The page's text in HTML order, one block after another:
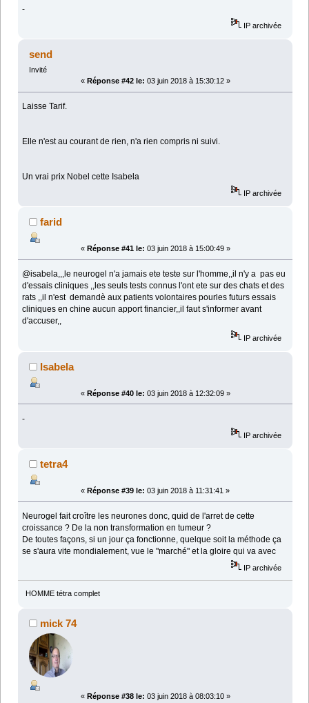
-
IP archivée
send
Invité
« Réponse #42 le: 03 juin 2018 à 15:30:12 »
Laisse Tarif.
Elle n'est au courant de rien, n'a rien compris ni suivi.
Un vrai prix Nobel cette Isabela
IP archivée
farid
« Réponse #41 le: 03 juin 2018 à 15:00:49 »
@isabela,,,le neurogel n'a jamais ete teste sur l'homme,,il n'y a pas eu
d'essais cliniques ,,les seuls tests connus l'ont ete sur des chats et des
rats ,,il n'est demandè aux patients volontaires pourles futurs essais
cliniques en chine aucun apport financier,,il faut s'informer avant
d'accuser,,
IP archivée
Isabela
« Réponse #40 le: 03 juin 2018 à 12:32:09 »
-
IP archivée
tetra4
« Réponse #39 le: 03 juin 2018 à 11:31:41 »
Neurogel fait croître les neurones donc, quid de l'arret de cette
croissance ? De la non transformation en tumeur ?
De toutes façons, si un jour ça fonctionne, quelque soit la méthode ça
se s'aura vite mondialement, vue le "marché" et la gloire qui va avec
IP archivée
HOMME tétra complet
mick 74
« Réponse #38 le: 03 juin 2018 à 08:03:10 »